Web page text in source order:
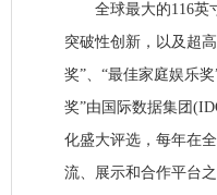
全球最大的116英寸
突破性创新，以及超
奖”、“最佳家庭娱乐
奖”由国际数据集团
化盛大评选，每年在
流、展示和合作平台